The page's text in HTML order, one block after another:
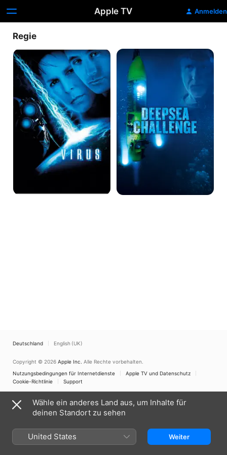
Apple TV Anmelden
Regie
Virus
Deepsea
Challenge
Deutschland English (UK)
Copyright © 2026 Apple Inc. Alle Rechte vorbehalten.
Nutzungsbedingungen für Internetdienste
Apple TV und Datenschutz
Cookie-Richtlinie
Support
Wähle ein anderes Land aus, um Inhalte für
deinen Standort zu sehen
United States Weiter